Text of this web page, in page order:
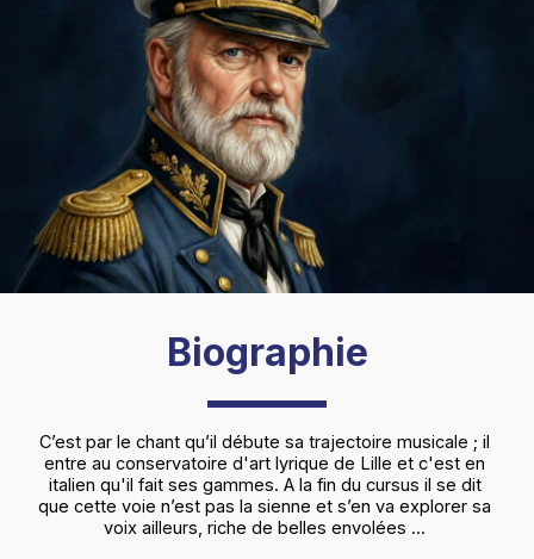
Biographie
C’est par le chant qu’il débute sa trajectoire musicale ; il
entre au conservatoire d'art lyrique de Lille et c'est en
italien qu'il fait ses gammes. A la fin du cursus il se dit
que cette voie n’est pas la sienne et s’en va explorer sa
voix ailleurs, riche de belles envolées ...